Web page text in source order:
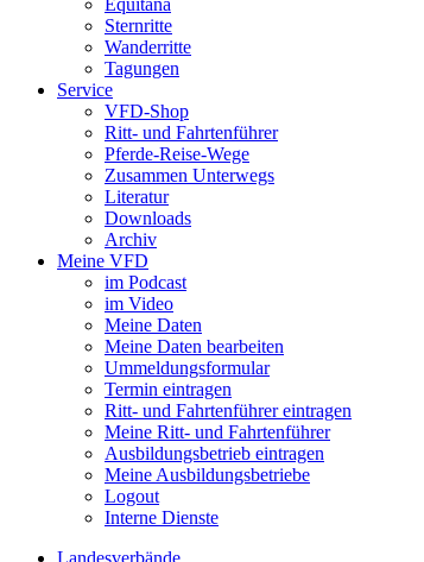
Equitana
Sternritte
Wanderritte
Tagungen
Service
VFD-Shop
Ritt- und Fahrtenführer
Pferde-Reise-Wege
Zusammen Unterwegs
Literatur
Downloads
Archiv
Meine VFD
im Podcast
im Video
Meine Daten
Meine Daten bearbeiten
Ummeldungsformular
Termin eintragen
Ritt- und Fahrtenführer eintragen
Meine Ritt- und Fahrtenführer
Ausbildungsbetrieb eintragen
Meine Ausbildungsbetriebe
Logout
Interne Dienste
Landesverbände